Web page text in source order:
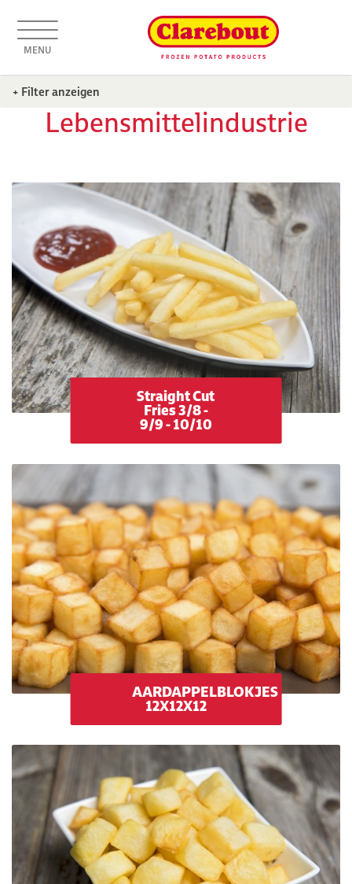
MENU
+ Filter anzeigen
Lebensmittelindustrie
Straight Cut
Fries 3/8 -
9/9 - 10/10
AARDAPPELBLOKJES
12X12X12